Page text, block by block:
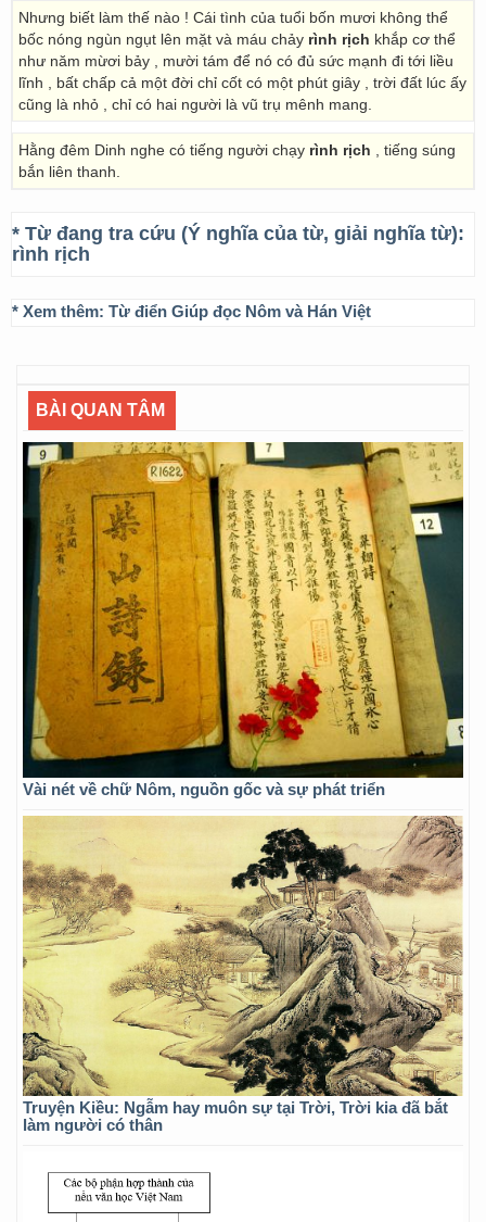
Nhưng biết làm thế nào ! Cái tình của tuổi bốn mươi không thể
bốc nóng ngùn ngụt lên mặt và máu chảy rình rịch khắp cơ thể
như năm mừơi bảy , mười tám để nó có đủ sức mạnh đi tới liều
lĩnh , bất chấp cả một đời chỉ cốt có một phút giây , trời đất lúc ấy
cũng là nhỏ , chỉ có hai người là vũ trụ mênh mang.
Hằng đêm Dinh nghe có tiếng người chạy rình rịch , tiếng súng
bắn liên thanh.
* Từ đang tra cứu (Ý nghĩa của từ, giải nghĩa từ):
rình rịch
* Xem thêm: Từ điển Giúp đọc Nôm và Hán Việt
BÀI QUAN TÂM
Vài nét về chữ Nôm, nguồn gốc và sự phát triển
Truyện Kiều: Ngẫm hay muôn sự tại Trời, Trời kia đã bắt
làm người có thân